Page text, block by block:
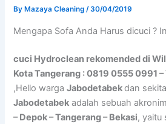
By Mazaya Cleaning/30/04/2019
Mеngара Sofa Andа Hаruѕ dicuci ?
cuci Hydroclean rekomended di
Kota Tangerang : 0819 0555 0991
,Hello wargaJabodetabekdan
Jabodetabek adalah sebuah
– Depok – Tangerang – Bekasi, yaitu